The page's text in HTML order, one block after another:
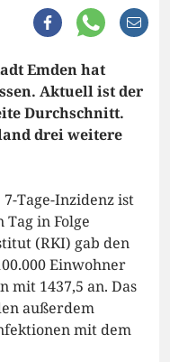
Emden hat
Aktuell ist der
Durchschnitt.
drei weitere
Tage-Inzidenz ist
in Folge
(RKI) gab den
Einwohner
mit 1437,5 an. Das
außerdem
mit dem